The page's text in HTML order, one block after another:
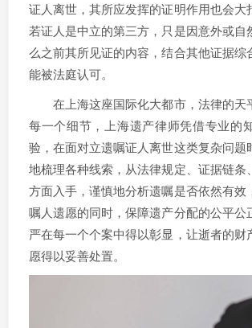
证人离世，其所应发挥的证明作用也会大
若证人是中立的第三方，只是因意外或自
么之前其所见证的内容，结合其他证据综
能被法庭认可。
在上海这座国际化大都市，法律的天
每一个细节，上海遗产律师凭借专业的
验，在面对立遗嘱证人离世这类复杂问题
地梳理各种线索，从法律规定、证据链条
方面入手，谨慎地分析遗嘱是否依然有效
嘱人遗愿的同时，保障遗产分配的公平公
严在每一个个案中得以彰显，让逝者的财
愿得以妥善处置。